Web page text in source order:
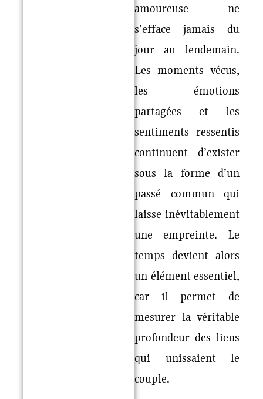
amoureuse ne
s’efface jamais du
jour au lendemain.
Les moments vécus,
les émotions
partagées et les
sentiments ressentis
continuent d’exister
sous la forme d’un
passé commun qui
laisse inévitablement
une empreinte. Le
temps devient alors
un élément essentiel,
car il permet de
mesurer la véritable
profondeur des liens
qui unissaient le
couple.